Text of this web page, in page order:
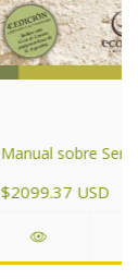
Manual sobre
$2099.37 USD